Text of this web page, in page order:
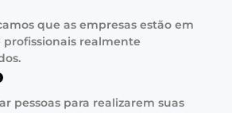
que as empresas estão em
profissionais realmente
pessoas para realizarem suas